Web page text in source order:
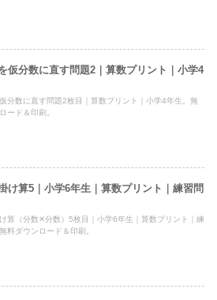
仮分数に直す問題2｜算数プリント｜小学4
分数に直す問題2枚目｜算数プリント｜小学4年生。無
ード＆印刷。
け算5｜小学6年生｜算数プリント｜練習問
算（分数✕分数）5枚目｜小学6年生｜算数プリント｜練
料ダウンロード＆印刷。